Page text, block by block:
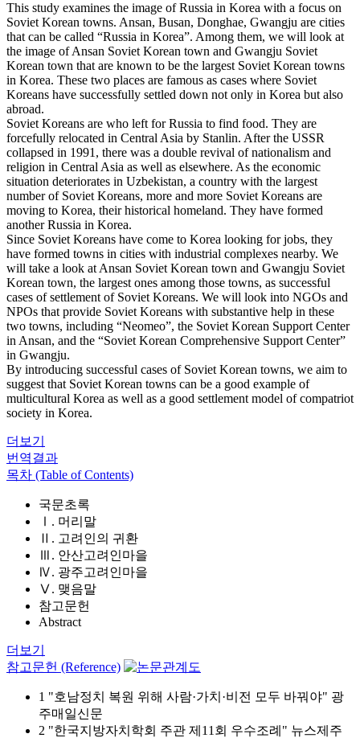
This study examines the image of Russia in Korea with a focus on
Soviet Korean towns. Ansan, Busan, Donghae, Gwangju are cities
that can be called “Russia in Korea”. Among them, we will look at
the image of Ansan Soviet Korean town and Gwangju Soviet
Korean town that are known to be the largest Soviet Korean towns
in Korea. These two places are famous as cases where Soviet
Koreans have successfully settled down not only in Korea but also
abroad.
Soviet Koreans are who left for Russia to find food. They are
forcefully relocated in Central Asia by Stanlin. After the USSR
collapsed in 1991, there was a double revival of nationalism and
religion in Central Asia as well as elsewhere. As the economic
situation deteriorates in Uzbekistan, a country with the largest
number of Soviet Koreans, more and more Soviet Koreans are
moving to Korea, their historical homeland. They have formed
another Russia in Korea.
Since Soviet Koreans have come to Korea looking for jobs, they
have formed towns in cities with industrial complexes nearby. We
will take a look at Ansan Soviet Korean town and Gwangju Soviet
Korean town, the largest ones among those towns, as successful
cases of settlement of Soviet Koreans. We will look into NGOs and
NPOs that provide Soviet Koreans with substantive help in these
two towns, including “Neomeo”, the Soviet Korean Support Center
in Ansan, and the “Soviet Korean Comprehensive Support Center”
in Gwangju.
By introducing successful cases of Soviet Korean towns, we aim to
suggest that Soviet Korean towns can be a good example of
multicultural Korea as well as a good settlement model of compatriot
society in Korea.
더보기
번역결과
목차 (Table of Contents)
국문초록
Ⅰ. 머리말
Ⅱ. 고려인의 귀환
Ⅲ. 안산고려인마을
Ⅳ. 광주고려인마을
Ⅴ. 맺음말
참고문헌
Abstract
더보기
참고문헌 (Reference)
1 "호남정치 복원 위해 사람·가치·비전 모두 바꿔야" 광
주매일신문
2 "한국지방자치학회 주관 제11회 우수조례" 뉴스제주